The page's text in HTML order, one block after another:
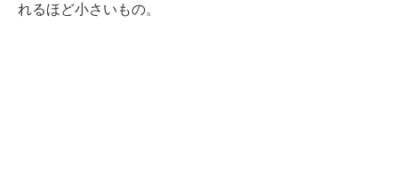
れるほど小さいもの。